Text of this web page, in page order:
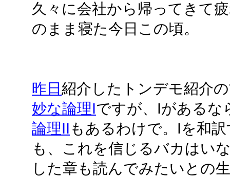
久々に会社から帰ってきて
のまま寝た今日この頃。
昨日 紹介したトンデモ紹介
妙な論理Iですが、Iがあるな
論理II もあるわけで。Iを和
も、これを信じるバカはい
した章も読んでみたいとの